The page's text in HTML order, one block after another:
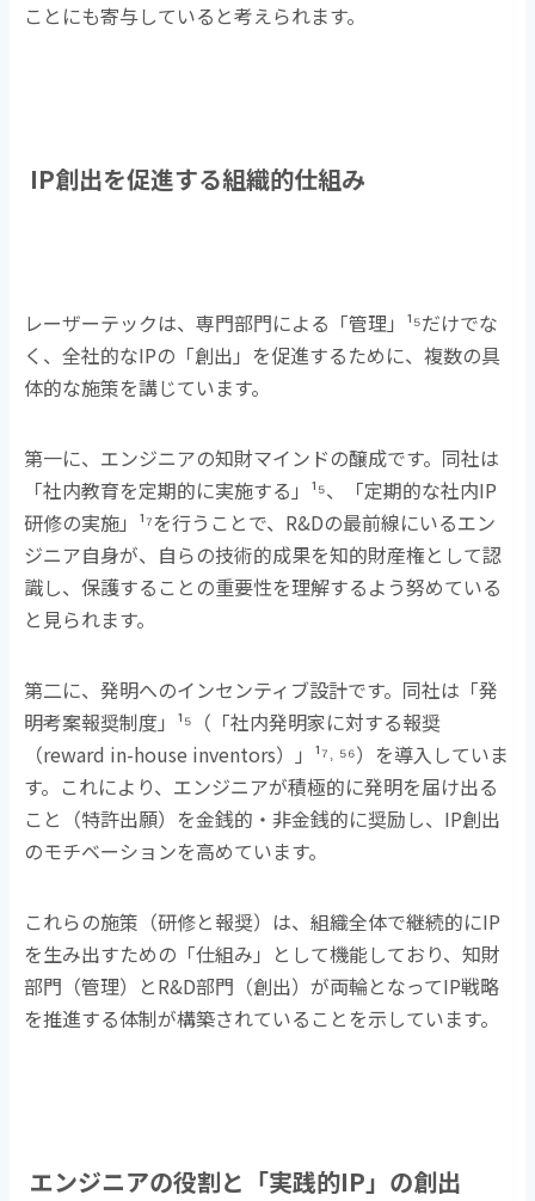
ことにも寄与していると考えられます。
IP創出を促進する組織的仕組み
レーザーテックは、専門部門による「管理」 ¹⁵だけでな
く、全社的なIPの「創出」を促進するために、複数の具
体的な施策を講じています。
第一に、エンジニアの知財マインドの醸成です。同社は
「社内教育を定期的に実施する」 ¹⁵、「定期的な社内IP
研修の実施」 ¹⁷を行うことで、 R&Dの最前線にいるエン
ジニア自身が、自らの技術的成果を知的財産権として認
識し、保護することの重要性を理解するよう努めている
と見られます。
第二に、発明へのインセンティブ設計です。同社は「発
明考案報奨制度」 ¹⁵ （「社内発明家に対する報奨
（reward in-house inventors）」 ¹⁷˒ ⁵⁶）を導入していま
す。これにより、エンジニアが積極的に発明を届け出る
こと（特許出願）を金銭的・非金銭的に奨励し、 IP創出
のモチベーションを高めています。
これらの施策（研修と報奨）は、組織全体で継続的にIP
を生み出すための「仕組み」として機能しており、知財
部門（管理）とR&D部門（創出）が両輪となってIP戦略
を推進する体制が構築されていることを示しています。
エンジニアの役割と「実践的IP」の創出